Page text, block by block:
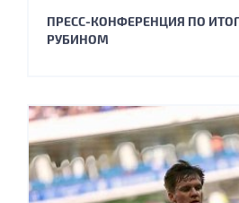
ПРЕСС-КОНФЕРЕНЦИЯ ПО
РУБИНОМ